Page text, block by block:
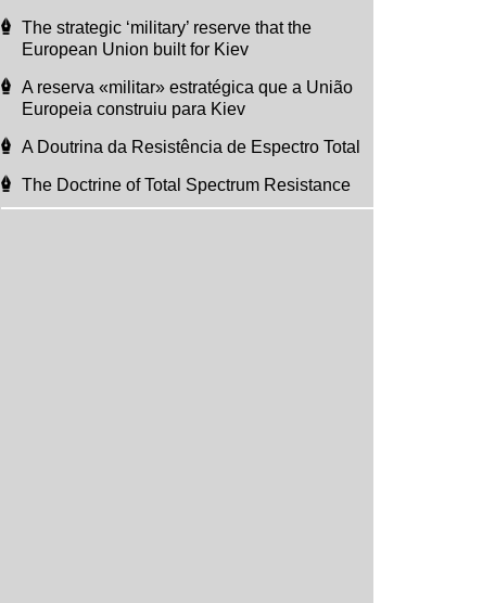
The strategic ‘military’ reserve that the
European Union built for Kiev
A reserva «militar» estratégica que a União
Europeia construiu para Kiev
A Doutrina da Resistência de Espectro Total
The Doctrine of Total Spectrum Resistance